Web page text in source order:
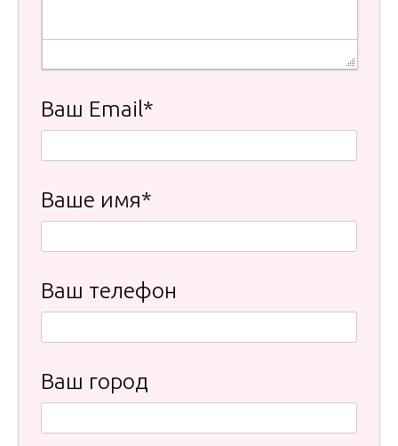
Ваш Email*
Ваше имя*
Ваш телефон
Ваш город